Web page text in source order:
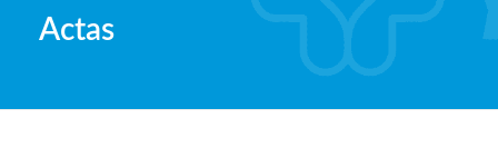
Actas